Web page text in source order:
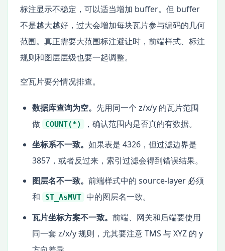
标注显示不稳定，可以适当增加 buffer。但 buffer
不是越大越好，过大会增加每块瓦片参与编码的几何
范围。真正需要大范围标注避让时，前端样式、标注
规则和图层层级也要一起调整。
空瓦片要分情况排查。
数据库查询为空。 先用同一个 z/x/y 的瓦片范围
做
COUNT(*)
，确认范围内是否真的有数据。
坐标系不一致。 如果表是 4326，但过滤边界是
3857，或者反过来，索引过滤会得到错误结果。
图层名不一致。 前端样式中的 source-layer 必须
和
ST_AsMVT
中的图层名一致。
瓦片坐标方案不一致。 前端、网关和后端要使用
同一套 z/x/y 规则，尤其要注意 TMS 与 XYZ 的 y